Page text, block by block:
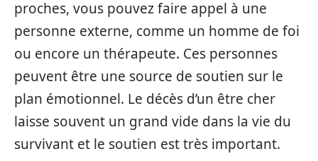
proches, vous pouvez faire appel à une
personne externe, comme un homme de foi
ou encore un thérapeute. Ces personnes
peuvent être une source de soutien sur le
plan émotionnel. Le décès d’un être cher
laisse souvent un grand vide dans la vie du
survivant et le soutien est très important.